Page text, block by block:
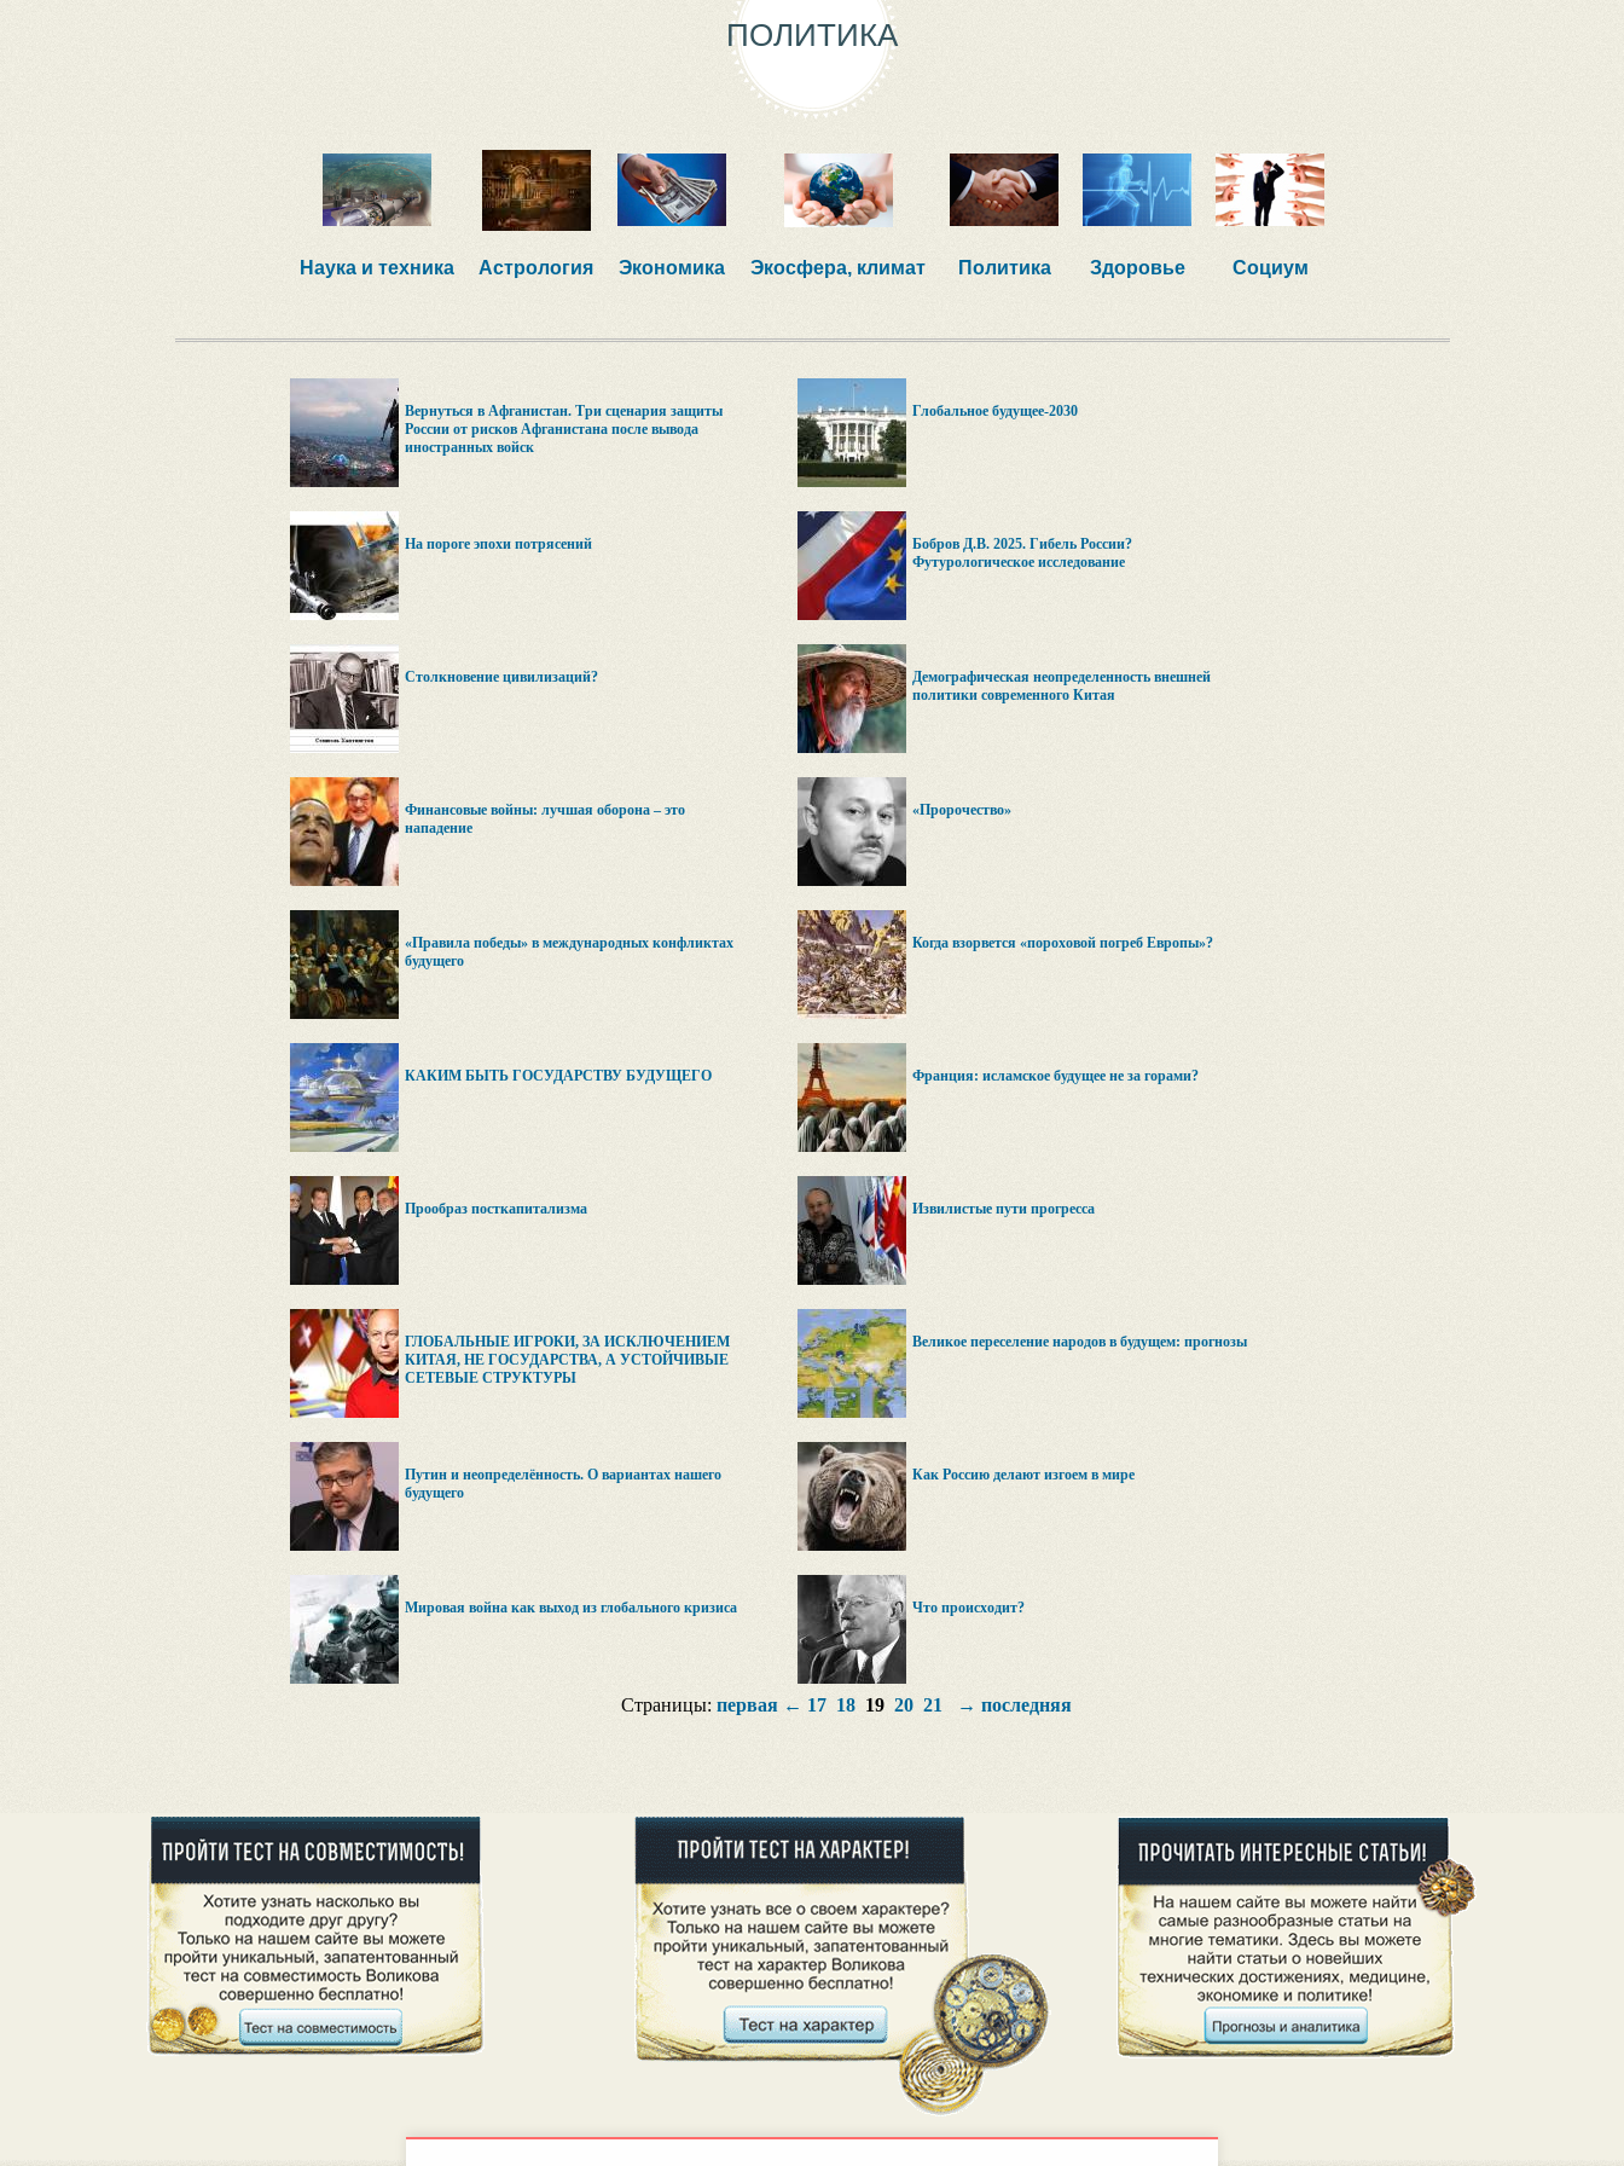
ПОЛИТИКА
Наука и техника Астрология Экономика Экосфера, климат Политика Здоровье Социум
Вернуться в Афганистан. Три сценария защиты
России от рисков Афганистана после вывода
иностранных войск
Глобальное будущее-2030
На пороге эпохи потрясений
Бобров Д.В. 2025. Гибель России?
Футурологическое исследование
Столкновение цивилизаций?
Демографическая неопределенность внешней
политики современного Китая
Финансовые войны: лучшая оборона – это
нападение
«Пророчество»
«Правила победы» в международных конфликтах
будущего
Когда взорвется «пороховой погреб Европы»?
КАКИМ БЫТЬ ГОСУДАРСТВУ БУДУЩЕГО Франция: исламское будущее не за горами?
Прообраз посткапитализма Извилистые пути прогресса
ГЛОБАЛЬНЫЕ ИГРОКИ, ЗА ИСКЛЮЧЕНИЕМ
КИТАЯ, НЕ ГОСУДАРСТВА, А УСТОЙЧИВЫЕ
СЕТЕВЫЕ СТРУКТУРЫ
Великое переселение народов в будущем: прогнозы
Путин и неопределённость. О вариантах нашего
будущего
Как Россию делают изгоем в мире
Мировая война как выход из глобального кризиса Что происходит?
Страницы: первая← 17 18 19 20 21 → последняя